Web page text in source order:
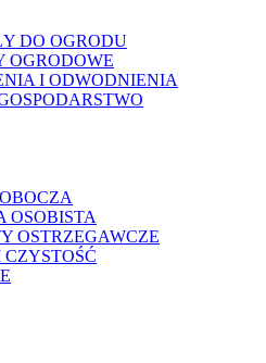
DO OGRODU
OGRODOWE
I ODWODNIENIA
OSOBISTA
OSTRZEGAWCZE